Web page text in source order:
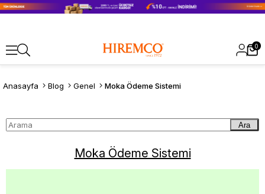
0
Anasayfa Blog Genel Moka Ödeme Sistemi
Ara
Moka Ödeme Sistemi